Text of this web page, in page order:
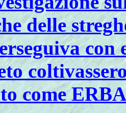
delle
con
come